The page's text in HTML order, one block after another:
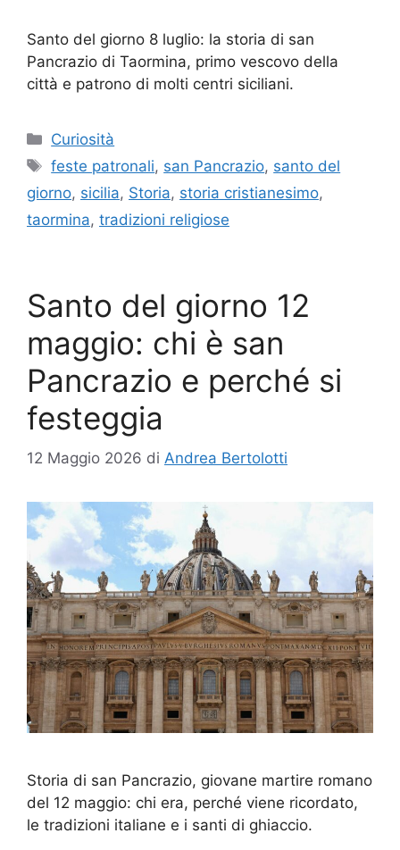
Santo del giorno 8 luglio: la storia di san
Pancrazio di Taormina, primo vescovo della
città e patrono di molti centri siciliani.
Categorie
Curiosità
Tag
feste patronali, san Pancrazio, santo del
giorno, sicilia, Storia, storia cristianesimo,
taormina, tradizioni religiose
Santo del giorno 12
maggio: chi è san
Pancrazio e perché si
festeggia
12 Maggio 2026 di Andrea Bertolotti
Storia di san Pancrazio, giovane martire romano
del 12 maggio: chi era, perché viene ricordato,
le tradizioni italiane e i santi di ghiaccio.